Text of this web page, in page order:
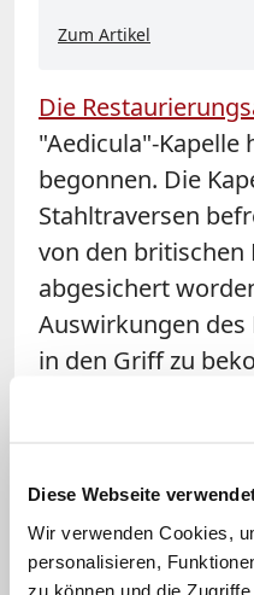
Diese Webseite
Wir verwenden Cookies,
personalisieren,
zu können und die
Zum Artikel
Die
"Aedicula"-Kapelle
begonnen. Die
Stahltraversen
von den
abgesichert
Auswirkungen des
in den Griff zu
Weitergehende
waren damals
Katholiken,
und politischen
werden. Die nun